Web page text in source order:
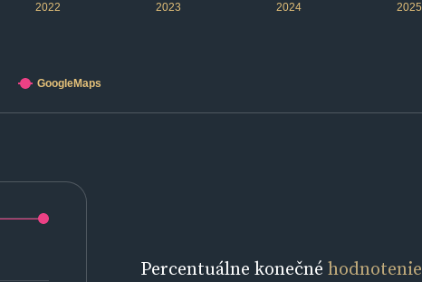
2022 2023 2024 2025
GoogleMaps
Percentuálne konečnéhodnotenie